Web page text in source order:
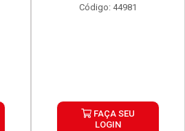
Código: 44981
FAÇA SEU
LOGIN